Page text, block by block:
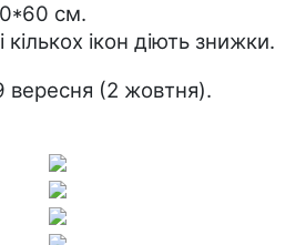
см.
ікон діють знижки.
вересня (2 жовтня).